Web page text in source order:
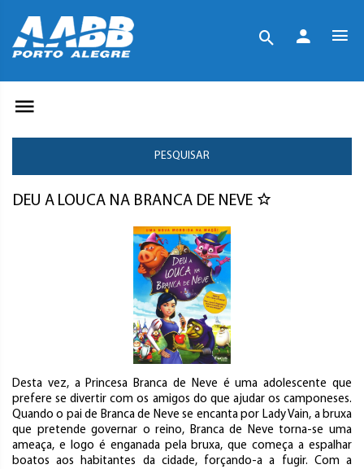
PESQUISAR
DEU A LOUCA NA BRANCA DE NEVE
Desta vez, a Princesa Branca de Neve é uma adolescente que
prefere se divertir com os amigos do que ajudar os camponeses.
Quando o pai de Branca de Neve se encanta por Lady Vain, a bruxa
que pretende governar o reino, Branca de Neve torna-se uma
ameaça, e logo é enganada pela bruxa, que começa a espalhar
boatos aos habitantes da cidade, forçando-a a fugir. Com a